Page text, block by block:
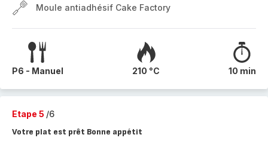
Moule antiadhésif Cake Factory
P6 - Manuel 210 °C 10 min
Etape 5 /6
Votre plat est prêt Bonne appétit